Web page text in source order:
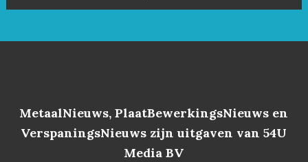
MetaalNieuws, PlaatBewerkingsNieuws en
VerspaningsNieuws zijn uitgaven van 54U
Media BV